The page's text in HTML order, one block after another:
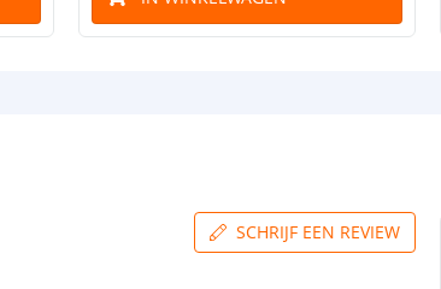
SCHRIJF EEN REVIEW